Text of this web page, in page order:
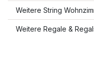
Weitere String
Weitere Regale &